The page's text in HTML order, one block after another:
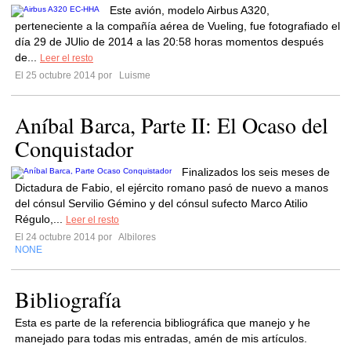
Este avión, modelo Airbus A320,
perteneciente a la compañía aérea de Vueling, fue fotografiado el
día 29 de JUlio de 2014 a las 20:58 horas momentos después
de...
Leer el resto
El 25 octubre 2014 por
Luisme
Aníbal Barca, Parte II: El Ocaso del
Conquistador
Finalizados los seis meses de
Dictadura de Fabio, el ejército romano pasó de nuevo a manos
del cónsul Servilio Gémino y del cónsul sufecto Marco Atilio
Régulo,...
Leer el resto
El 24 octubre 2014 por Albilores
NONE
Bibliografía
Esta es parte de la referencia bibliográfica que manejo y he
manejado para todas mis entradas, amén de mis artículos.